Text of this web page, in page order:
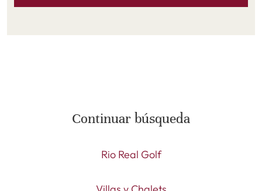
Continuar búsqueda
Rio Real Golf